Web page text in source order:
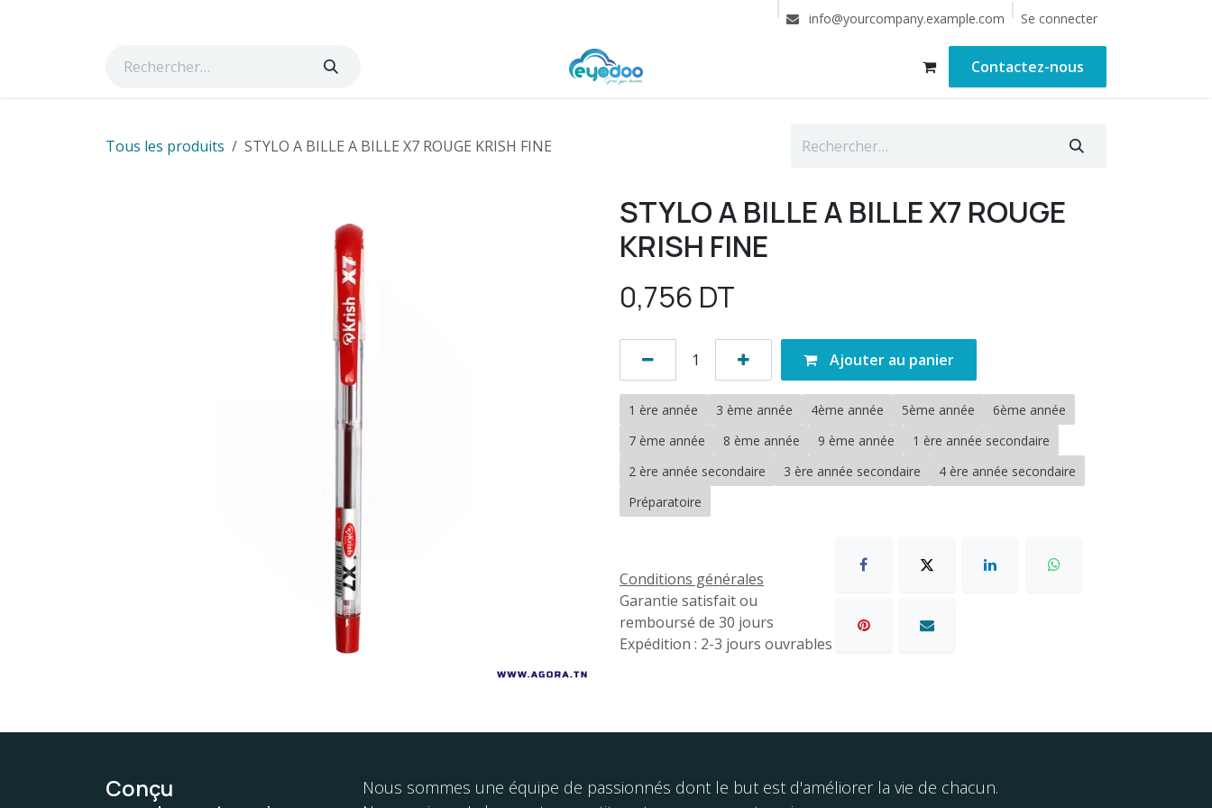
info@yourcompany.example.com Se connecter
Contactez-nous
Tous les produits STYLO A BILLE A BILLE X7 ROUGE KRISH FINE
STYLO A BILLE A BILLE X7 ROUGE
KRISH FINE
0,756 DT
Ajouter au panier
1 ère année 3 ème année 4ème année 5ème année
6ème année
7 ème année
8 ème année 9 ème année
1 ère année secondaire
2 ère année secondaire
3 ère année secondaire
4 ère année secondaire
Préparatoire
Conditions générales
Garantie satisfait ou
remboursé de 30 jours
Expédition : 2-3 jours ouvrables
Conçu
Nous sommes une équipe de passionnés dont le but est d'améliorer la vie de chacun.